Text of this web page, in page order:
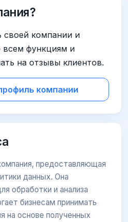
своей компании и
всем функциям и
на отзывы клиентов.
компании
предоставляющая
данных. Она
обработки и анализа
бизнесам принимать
на основе полученных